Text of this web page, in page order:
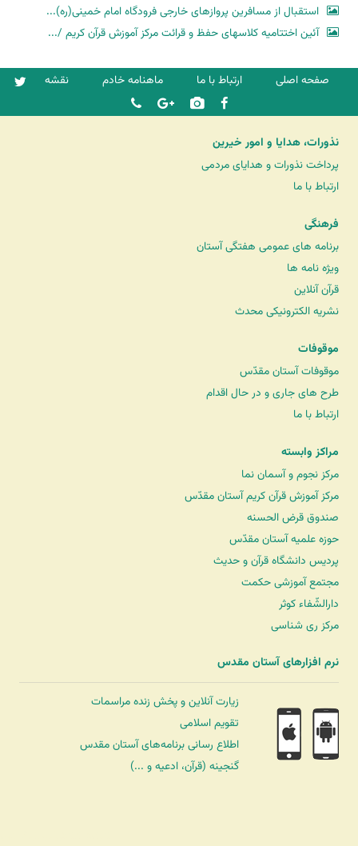
استقبال از مسافرین پروازهای خارجی فرودگاه امام خمینی(ره)...
آئین اختتامیه کلاسهای حفظ و قرائت مرکز آموزش قرآن کریم /...
صفحه اصلی ارتباط با ما ماهنامه خادم نقشه
نذورات، هدایا و امور خیرین
پرداخت نذورات و هدایای مردمی
ارتباط با ما
فرهنگی
برنامه های عمومی هفتگی آستان
ویژه نامه ها
قرآن آنلاین
نشریه الکترونیکی محدث
موقوفات
موقوفات آستان مقدّس
طرح های جاری و در حال اقدام
ارتباط با ما
مراکز وابسته
مرکز نجوم و آسمان نما
مرکز آموزش قرآن کریم آستان مقدّس
صندوق قرض الحسنه
حوزه علمیه آستان مقدّس
پردیس دانشگاه قرآن و حدیث
مجتمع آموزشی حکمت
دارالشّفاء کوثر
مرکز ری شناسی
نرم افزارهای آستان مقدس
زیارت آنلاین و پخش زنده مراسمات
تقویم اسلامی
اطلاع رسانی برنامه‌های آستان مقدس
گنجینه (قرآن، ادعیه و ...)